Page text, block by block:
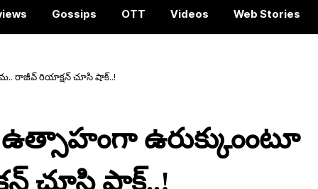
Gossips OTT Videos Web Stories
రాజీవ్ రియాక్ష‌న్ చూసి షాక్..!
ఉత్సాహంగా ఉరుక్కుంంటూ
చూసి షాక్..!